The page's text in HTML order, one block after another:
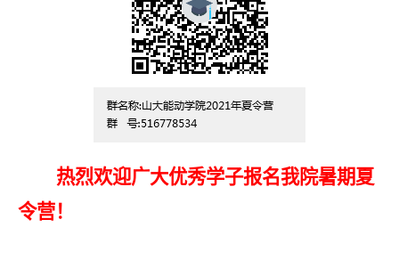
热烈欢迎广大优秀学子报名我院暑期夏
令营！